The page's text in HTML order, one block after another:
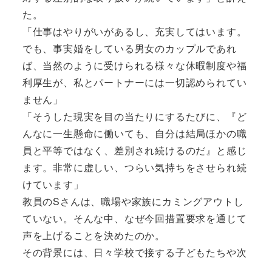
た。
「仕事はやりがいがあるし、充実してはいます。
でも、事実婚をしている男女のカップルであれ
ば、当然のように受けられる様々な休暇制度や福
利厚生が、私とパートナーには一切認められてい
ません」
「そうした現実を目の当たりにするたびに、『ど
んなに一生懸命に働いても、自分は結局ほかの職
員と平等ではなく、差別され続けるのだ』と感じ
ます。非常に虚しい、つらい気持ちをさせられ続
けています」
教員のSさんは、職場や家族にカミングアウトし
ていない。そんな中、なぜ今回措置要求を通じて
声を上げることを決めたのか。
その背景には、日々学校で接する子どもたちや次